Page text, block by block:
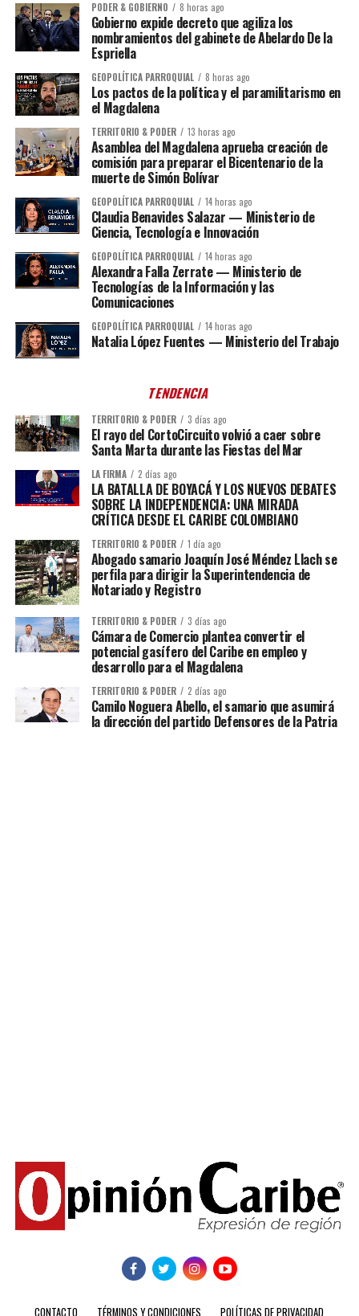
PODER & GOBIERNO 8 horas ago
Gobierno expide decreto que agiliza los
nombramientos del gabinete de Abelardo De la
Espriella
GEOPOLÍTICA PARROQUIAL 8 horas ago
Los pactos de la política y el paramilitarismo en
el Magdalena
TERRITORIO & PODER 13 horas ago
Asamblea del Magdalena aprueba creación de
comisión para preparar el Bicentenario de la
muerte de Simón Bolívar
GEOPOLÍTICA PARROQUIAL 14 horas ago
Claudia Benavides Salazar — Ministerio de
Ciencia, Tecnología e Innovación
GEOPOLÍTICA PARROQUIAL 14 horas ago
Alexandra Falla Zerrate — Ministerio de
Tecnologías de la Información y las
Comunicaciones
GEOPOLÍTICA PARROQUIAL 14 horas ago
Natalia López Fuentes — Ministerio del Trabajo
TENDENCIA
TERRITORIO & PODER 3 días ago
El rayo del CortoCircuito volvió a caer sobre
Santa Marta durante las Fiestas del Mar
LA FIRMA 2 días ago
LA BATALLA DE BOYACÁ Y LOS NUEVOS DEBATES
SOBRE LA INDEPENDENCIA: UNA MIRADA
CRÍTICA DESDE EL CARIBE COLOMBIANO
TERRITORIO & PODER 1 día ago
Abogado samario Joaquín José Méndez Llach se
perfila para dirigir la Superintendencia de
Notariado y Registro
TERRITORIO & PODER 3 días ago
Cámara de Comercio plantea convertir el
potencial gasífero del Caribe en empleo y
desarrollo para el Magdalena
TERRITORIO & PODER 2 días ago
Camilo Noguera Abello, el samario que asumirá
la dirección del partido Defensores de la Patria
CONTACTO TÉRMINOS Y CONDICIONES POLÍTICAS DE PRIVACIDAD